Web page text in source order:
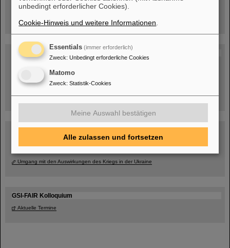
jetzt Termin buchen!
Blog Beam On
Umgang mit den Auswirkungen des Kriegs in der Ukraine
GSI-FAIR Kolloquium
Aktuelle Termine
unbedingt erforderlicher Cookies).
Cookie-Hinweis und weitere Informationen
Essentials (immer erforderlich)
Zweck: Unbedingt erforderliche Cookies
Matomo
Zweck: Statistik-Cookies
Meine Auswahl bestätigen
Alle zulassen und fortsetzen